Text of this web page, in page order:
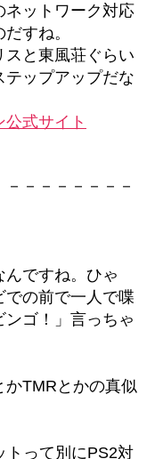
ネットワーク対応
すね。
スと東風荘ぐらい
テップアップだな
式サイト
－－－－－－－
ですね。ひゃ
での前で一人で喋
ゴ！」言っちゃ
かTMRとかの真似
トって別にPS2対